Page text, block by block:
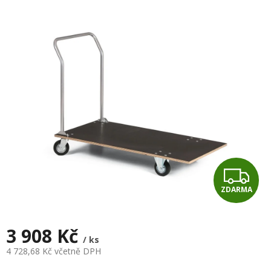
z
Z
D
ZDARMA
3 908 Kč / ks
4 728,68 Kč včetně DPH